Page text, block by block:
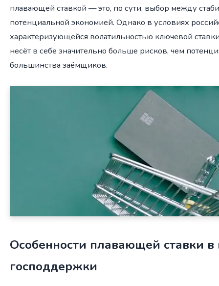
плавающей ставкой — это, по сути, выбор между
потенциальной экономией. Однако в условиях
характеризующейся волатильностью ключевой
несёт в себе значительно больше рисков, чем
большинства заёмщиков.
Особенности плавающей ставки
господдержки